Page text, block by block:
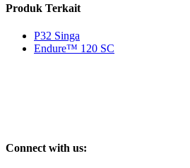
Produk Terkait
P32 Singa
Endure™ 120 SC
Connect with us: